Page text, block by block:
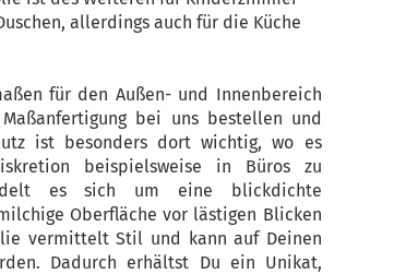
allerdings auch für die Küche
für den Außen- und Innenbereich
bei uns bestellen und
ist besonders dort wichtig, wo es
beispielsweise in Büros zu
es sich um eine blickdichte
Oberfläche vor lästigen Blicken
vermittelt Stil und kann auf Deinen
Dadurch erhältst Du ein Unikat,